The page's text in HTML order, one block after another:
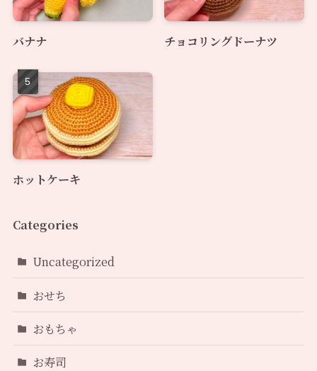
バナナ チョコリングドーナツ
ホットケーキ
Categories
Uncategorized
おせち
おもちゃ
お寿司